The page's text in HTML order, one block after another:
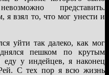
представить.
я взял то, что мог унести и
уйти так далеко, как мог
пешком по крутым
у индейцев, я наконец
С тех пор я всю жизнь